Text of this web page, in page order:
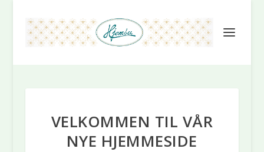
VELKOMMEN TIL VÅR
NYE HJEMMESIDE